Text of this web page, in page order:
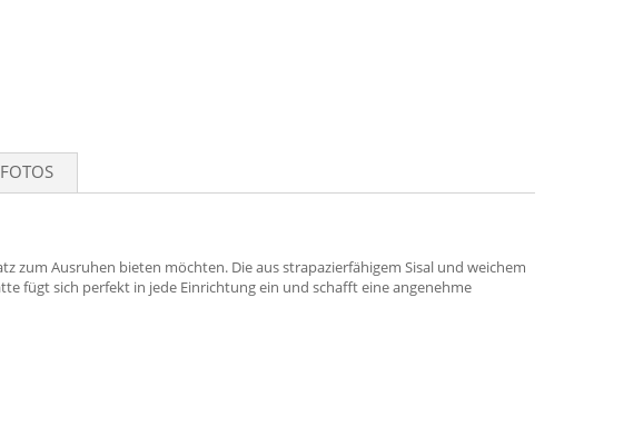
zum Ausruhen bieten möchten. Die aus strapazierfähigem Sisal und weichem
fügt sich perfekt in jede Einrichtung ein und schafft eine angenehme